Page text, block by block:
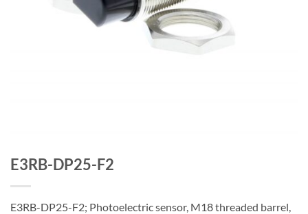
E3RB-DP25-F2
E3RB-DP25-F2; Photoelectric sensor, M18 threaded barrel,